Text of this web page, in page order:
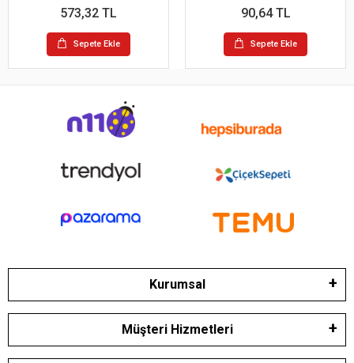
573,32 TL
Sepete Ekle
90,64 TL
Sepete Ekle
Kurumsal
Müşteri Hizmetleri